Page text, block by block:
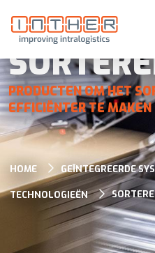
PRODUCTEN OM HET
EFFICIËNTER TE MAKEN
HOME GEÏNTEGREERDE
TECHNOLOGIEËN